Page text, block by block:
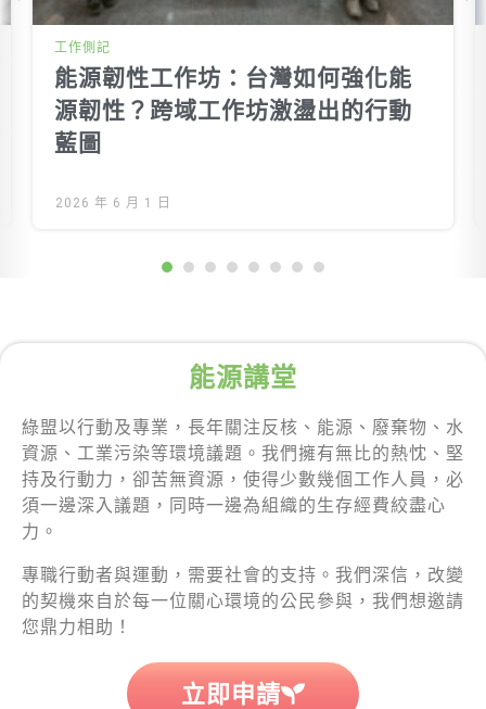
工作側記
能源韌性工作坊：台灣如何強化能
源韌性？跨域工作坊激盪出的行動
藍圖
2026 年 6 月 1 日
Next
能源講堂
綠盟以行動及專業，長年關注反核、能源、廢棄物、水
資源、工業污染等環境議題。我們擁有無比的熱忱、堅
持及行動力，卻苦無資源，使得少數幾個工作人員，必
須一邊深入議題，同時一邊為組織的生存經費絞盡心
力。
專職行動者與運動，需要社會的支持。我們深信，改變
的契機來自於每一位關心環境的公民參與，我們想邀請
您鼎力相助！
立即申請